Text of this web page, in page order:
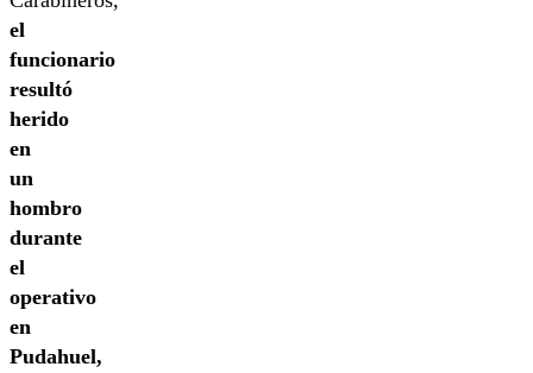
el
funcionario
resultó
herido
en
un
hombro
durante
el
operativo
en
Pudahuel,